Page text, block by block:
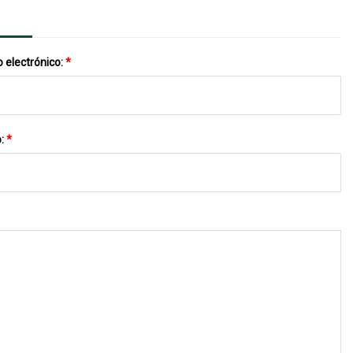
electrónico:*
*